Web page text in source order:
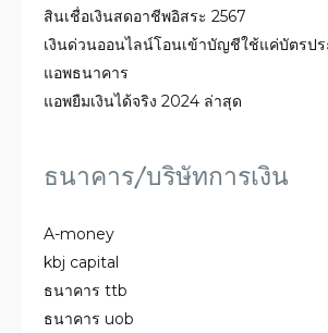
สินเชื่อเงินสดอาชีพอิสระ 2567
เงินด่วนออนไลน์โอนเข้าบัญชีใช้แค่บัตรป
แอพธนาคาร
แอพยืมเงินได้จริง 2024 ล่าสุด
ธนาคาร/บริษัทการเงิน
A-money
kbj capital
ธนาคาร ttb
ธนาคาร uob